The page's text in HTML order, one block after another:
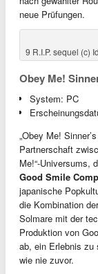
neue Prüfungen.
9 R.I.P. sequel (c)
Obey Me!
System: PC
„Obey Me!
Partnerschaft
Me!“-Universums,
Good Smile
japanische
die Kombination
Solmare mit der
Produktion von
ab, ein Erlebnis
wie nie zuvor.